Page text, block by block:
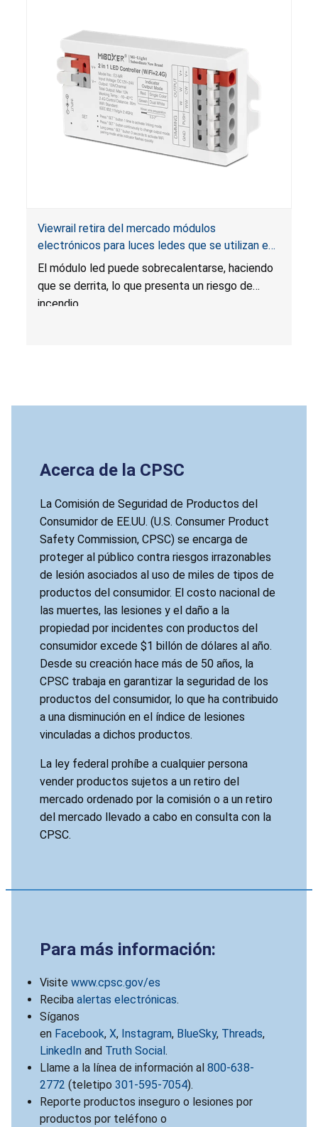
empaque no tiene las advertencias requeridas
según la Ley de Reese. Si se ingieren, las
baterías de botón o de disco pueden causar
lesiones graves, quemaduras químicas internas y
la muerte.
Viewrail retira del mercado módulos
electrónicos para luces ledes que se utilizan en
escaleras y barandas flotantes por riesgo de
incendio
El módulo led puede sobrecalentarse, haciendo
que se derrita, lo que presenta un riesgo de
incendio.
Acerca de la CPSC
La Comisión de Seguridad de Productos del
Consumidor de EE.UU. (U.S. Consumer Product
Safety Commission, CPSC) se encarga de
proteger al público contra riesgos irrazonables
de lesión asociados al uso de miles de tipos de
productos del consumidor. El costo nacional de
las muertes, las lesiones y el daño a la
propiedad por incidentes con productos del
consumidor excede $1 billón de dólares al año.
Desde su creación hace más de 50 años, la
CPSC trabaja en garantizar la seguridad de los
productos del consumidor, lo que ha contribuido
a una disminución en el índice de lesiones
vinculadas a dichos productos.
La ley federal prohíbe a cualquier persona
vender productos sujetos a un retiro del
mercado ordenado por la comisión o a un retiro
del mercado llevado a cabo en consulta con la
CPSC.
Para más información:
Visite www.cpsc.gov/es
Reciba alertas electrónicas.
Síganos
en Facebook, X, Instagram, BlueSky, Threads,
LinkedIn and Truth Social .
Llame a la línea de información al 800-638-
2772 (teletipo 301-595-7054).
Reporte productos inseguro o lesiones por
productos por teléfono o